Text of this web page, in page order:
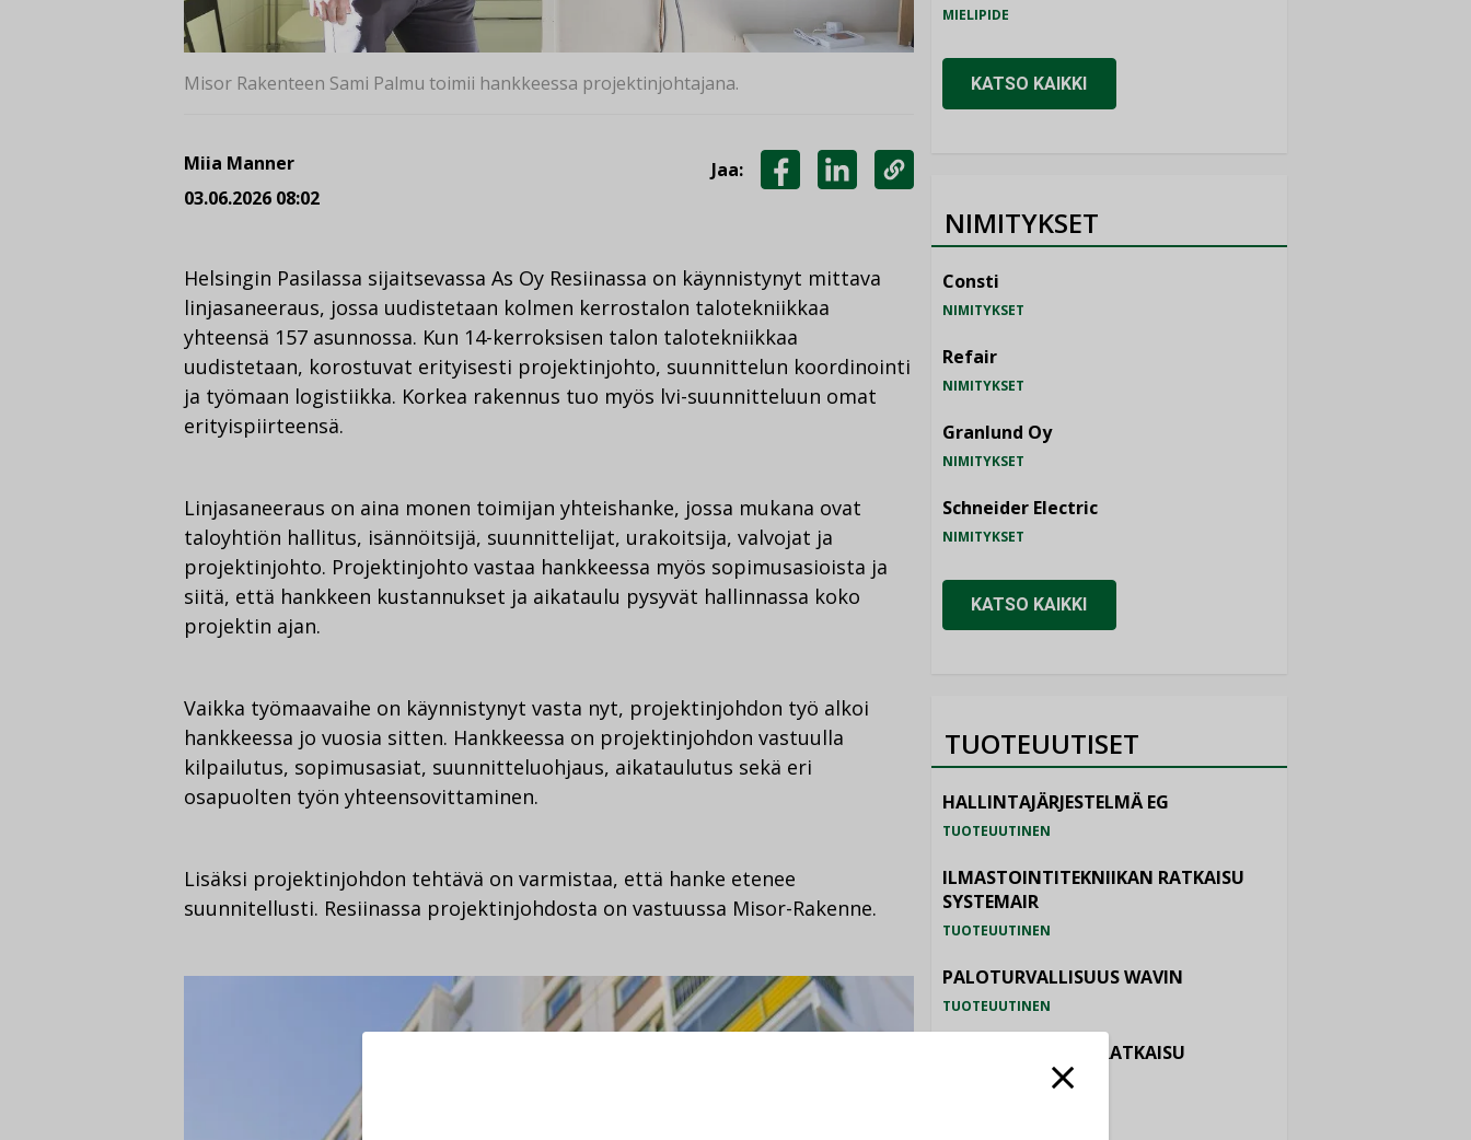
Misor Rakenteen Sami Palmu toimii hankkeessa projektinjohtajana.
Miia Manner
03.06.2026 08:02
Jaa:
LINKEDINISSÄ
LINKKI
Helsingin Pasilassa sijaitsevassa As Oy Resiinassa on käynnistynyt mittava
linjasaneeraus, jossa uudistetaan kolmen kerrostalon talotekniikkaa
yhteensä 157 asunnossa. Kun 14-kerroksisen talon talotekniikkaa
uudistetaan, korostuvat erityisesti projektinjohto, suunnittelun koordinointi
ja työmaan logistiikka. Korkea rakennus tuo myös lvi-suunnitteluun omat
erityispiirteensä.
Linjasaneeraus on aina monen toimijan yhteishanke, jossa mukana ovat
taloyhtiön hallitus, isännöitsijä, suunnittelijat, urakoitsija, valvojat ja
projektinjohto. Projektinjohto vastaa hankkeessa myös sopimusasioista ja
siitä, että hankkeen kustannukset ja aikataulu pysyvät hallinnassa koko
projektin ajan.
Vaikka työmaavaihe on käynnistynyt vasta nyt, projektinjohdon työ alkoi
hankkeessa jo vuosia sitten. Hankkeessa on projektinjohdon vastuulla
kilpailutus, sopimusasiat, suunnitteluohjaus, aikataulutus sekä eri
osapuolten työn yhteensovittaminen.
Lisäksi projektinjohdon tehtävä on varmistaa, että hanke etenee
suunnitellusti. Resiinassa projektinjohdosta on vastuussa Misor-Rakenne.
MIELIPIDE
KATSO KAIKKI
NIMITYKSET
Consti
NIMITYKSET
Refair
NIMITYKSET
Granlund Oy
NIMITYKSET
Schneider Electric
NIMITYKSET
KATSO KAIKKI
TUOTEUUTISET
HALLINTAJÄRJESTELMÄ EG
TUOTEUUTINEN
ILMASTOINTITEKNIIKAN RATKAISU
SYSTEMAIR
TUOTEUUTINEN
PALOTURVALLISUUS WAVIN
TUOTEUUTINEN
LATTIALÄMMITYSRATKAISU